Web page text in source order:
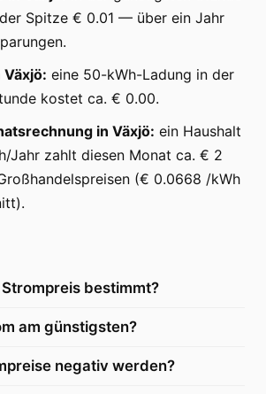
Spitze € 0.01 — über ein Jahr
Växjö: eine 50-kWh-Ladung in der
kostet ca. € 0.00.
in Växjö: ein Haushalt
Jahr zahlt diesen Monat ca. € 2
(€ 0.0668 /kWh
bestimmt?
am günstigsten?
negativ werden?